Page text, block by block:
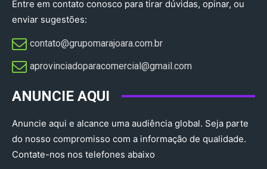
Entre em contato conosco para tirar dúvidas, opinar, ou
enviar sugestões:
contato@grupomarajoara.com.br
aprovinciadoparacomercial@gmail.com​
ANUNCIE AQUI
Anuncie aqui e alcance uma audiência global. Seja parte
do nosso compromisso com a informação de qualidade.
Contate-nos nos telefones abaixo